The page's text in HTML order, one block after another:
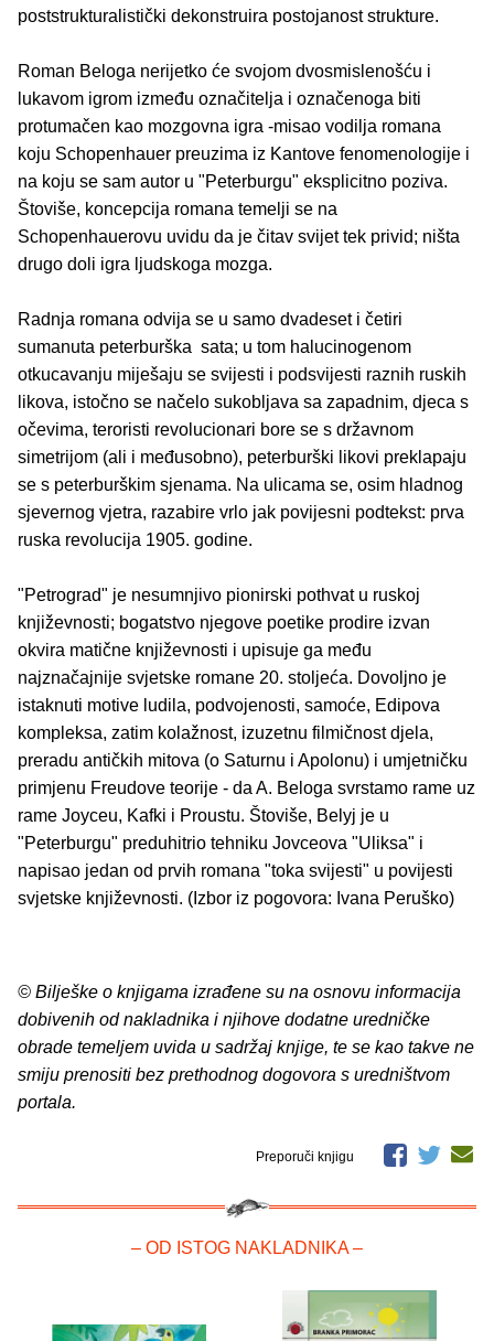
poststrukturalistički dekonstruira postojanost strukture.
Roman Beloga nerijetko će svojom dvosmislenošću i
lukavom igrom između označitelja i označenoga biti
protumačen kao mozgovna igra -misao vodilja romana
koju Schopenhauer preuzima iz Kantove fenomenologije i
na koju se sam autor u "Peterburgu" eksplicitno poziva.
Štoviše, koncepcija romana temelji se na
Schopenhauerovu uvidu da je čitav svijet tek privid; ništa
drugo doli igra ljudskoga mozga.
Radnja romana odvija se u samo dvadeset i četiri
sumanuta peterburška sata; u tom halucinogenom
otkucavanju miješaju se svijesti i podsvijesti raznih ruskih
likova, istočno se načelo sukobljava sa zapadnim, djeca s
očevima, teroristi revolucionari bore se s državnom
simetrijom (ali i međusobno), peterburški likovi preklapaju
se s peterburškim sjenama. Na ulicama se, osim hladnog
sjevernog vjetra, razabire vrlo jak povijesni podtekst: prva
ruska revolucija 1905. godine.
"Petrograd" je nesumnjivo pionirski pothvat u ruskoj
književnosti; bogatstvo njegove poetike prodire izvan
okvira matične književnosti i upisuje ga među
najznačajnije svjetske romane 20. stoljeća. Dovoljno je
istaknuti motive ludila, podvojenosti, samoće, Edipova
kompleksa, zatim kolažnost, izuzetnu filmičnost djela,
preradu antičkih mitova (o Saturnu i Apolonu) i umjetničku
primjenu Freudove teorije - da A. Beloga svrstamo rame uz
rame Joyceu, Kafki i Proustu. Štoviše, Belyj je u
"Peterburgu" preduhitrio tehniku Jovceova "Uliksa" i
napisao jedan od prvih romana "toka svijesti" u povijesti
svjetske književnosti. (Izbor iz pogovora: Ivana Peruško)
© Bilješke o knjigama izrađene su na osnovu informacija
dobivenih od nakladnika i njihove dodatne uredničke
obrade temeljem uvida u sadržaj knjige, te se kao takve ne
smiju prenositi bez prethodnog dogovora s uredništvom
portala.
Preporuči knjigu
– OD ISTOG NAKLADNIKA –